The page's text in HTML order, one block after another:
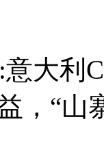
:意大利
，“山